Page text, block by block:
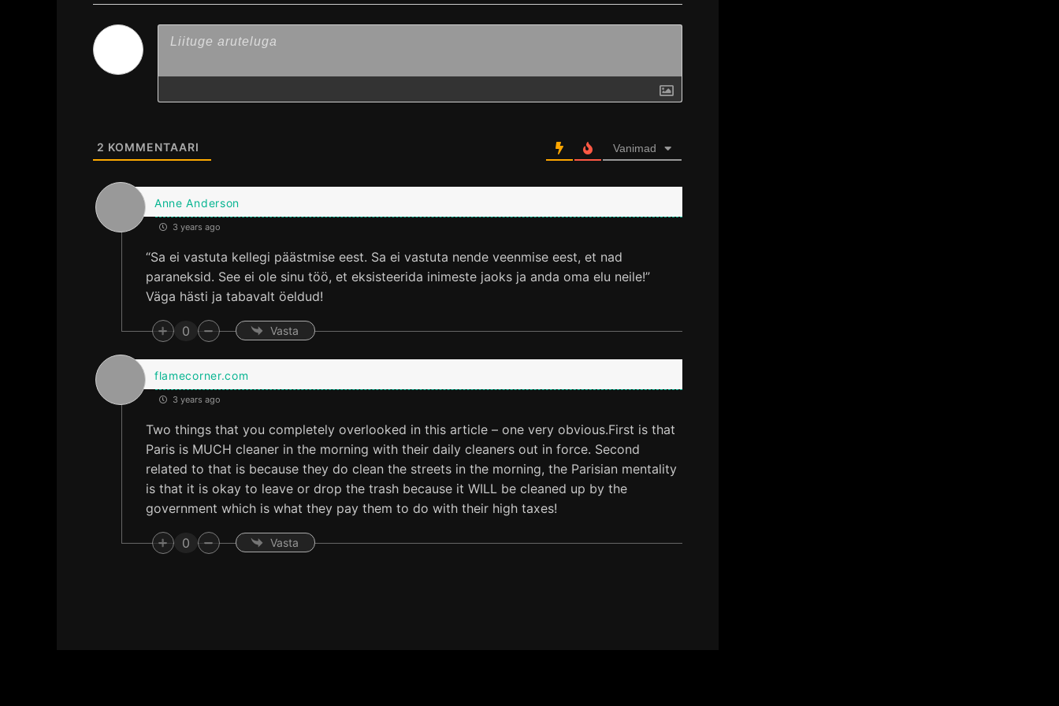
2 KOMMENTAARI Vanimad
Anne Anderson
3 years ago
“Sa ei vastuta kellegi päästmise eest. Sa ei vastuta nende veenmise eest, et nad
paraneksid. See ei ole sinu töö, et eksisteerida inimeste jaoks ja anda oma elu neile!”
Väga hästi ja tabavalt öeldud!
0 Vasta
flamecorner.com
3 years ago
Two things that you completely overlooked in this article – one very obvious.First is that
Paris is MUCH cleaner in the morning with their daily cleaners out in force. Second
related to that is because they do clean the streets in the morning, the Parisian mentality
is that it is okay to leave or drop the trash because it WILL be cleaned up by the
government which is what they pay them to do with their high taxes!
0 Vasta